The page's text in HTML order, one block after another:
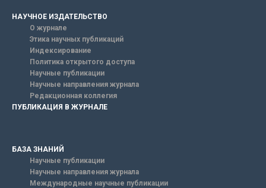
НАУЧНОЕ ИЗДАТЕЛЬСТВО
О журнале
Этика научных публикаций
Индексирование
Политика открытого доступа
Научные публикации
Научные направления журнала
Редакционная коллегия
ПУБЛИКАЦИЯ В ЖУРНАЛЕ
БАЗА ЗНАНИЙ
Научные публикации
Научные направления журнала
Международные научные публикации